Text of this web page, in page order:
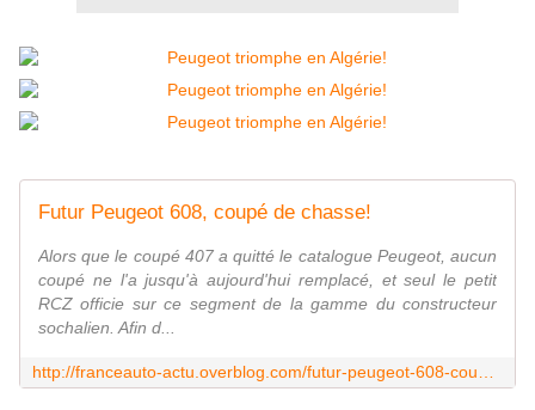
Futur Peugeot 608, coupé de chasse!
Alors que le coupé 407 a quitté le catalogue Peugeot, aucun
coupé ne l'a jusqu'à aujourd'hui remplacé, et seul le petit
RCZ officie sur ce segment de la gamme du constructeur
sochalien. Afin d...